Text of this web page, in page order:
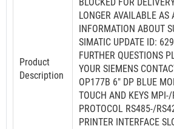
Product
Description
BLOCKED FOR
LONGER AVAILABLE AS
INFORMATION ABOUT
SIMATIC UPDATE ID:
FURTHER QUESTIONS
YOUR SIEMENS
OP177B 6" DP BLUE
TOUCH AND KEYS
PROTOCOL RS485-/
PRINTER INTERFACE